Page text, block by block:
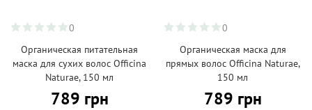
0
Органическая питательная
маска для сухих волос Officina
Naturae, 150 мл
789 грн
0
Органическая маска для
прямых волос Officina Naturae,
150 мл
789 грн